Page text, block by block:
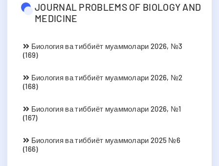
JOURNAL PROBLEMS OF BIOLOGY AND
MEDICINE
Биология ва тиббиёт муаммолари 2026, №3
(169)
Биология ва тиббиёт муаммолари 2026, №2
(168)
Биология ва тиббиёт муаммолари 2026, №1
(167)
Биология ва тиббиёт муаммолари 2025 №6
(166)